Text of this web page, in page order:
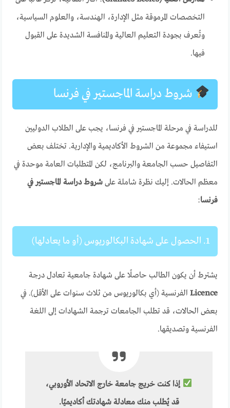
التخصصات المرموقة مثل الإدارة، الهندسة، والعلوم السياسية،
وتُعرف بجودة التعليم العالية والمنافسة الشديدة على القبول
فيها.
شروط دراسة الماجستير في فرنسا
للدراسة في مرحلة الماجستير في فرنسا، يجب على الطلاب الدوليين
استيفاء مجموعة من الشروط الأكاديمية والإدارية. تختلف بعض
التفاصيل حسب الجامعة والبرنامج، لكن المتطلبات العامة موحدة في
معظم الحالات. إليك نظرة شاملة علىشروط دراسة الماجستير في
فرنسا:
1. الحصول على شهادة البكالوريوس (أو ما يعادلها)
يشترط أن يكون الطالب حاصلًا على شهادة جامعية تعادل درجة
Licence الفرنسية (أي بكالوريوس من ثلاث سنوات على الأقل). في
بعض الحالات، قد تطلب الجامعات ترجمة الشهادات إلى اللغة
الفرنسية وتصديقها.
إذا كنت خريج جامعة خارج الاتحاد الأوروبي،
قد يُطلب منك معادلة شهادتك أكاديميًا.